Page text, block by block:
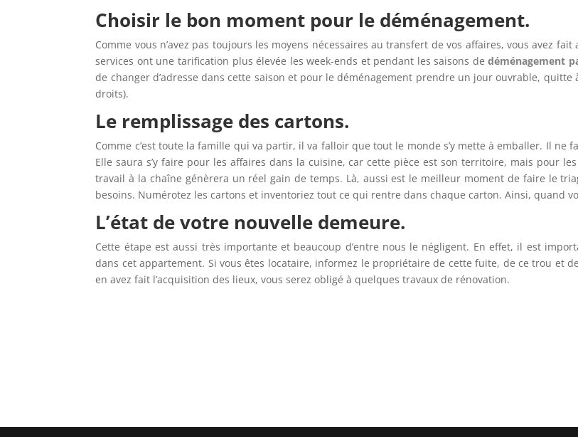
Choisir le bon moment pour le déménagement.
Comme vous n’avez pas toujours les moyens nécessaires au transfert de vos affaires, vous avez
services ont une tarification plus élevée les week-ends et pendant les saisons dedéménagement
de changer d’adresse dans cette saison et pour le déménagement prendre un jour ouvrable,
droits).
Le remplissage des cartons.
Comme c’est toute la famille qui va partir, il va falloir que tout le monde s’y mette à emballer. Il ne
Elle saura s’y faire pour les affaires dans la cuisine, car cette pièce est son territoire, mais pour
travail à la chaîne génèrera un réel gain de temps. Là, aussi est le meilleur moment de faire le
besoins. Numérotez les cartons et inventoriez tout ce qui rentre dans chaque carton. Ainsi, quand
L’état de votre nouvelle demeure.
Cette étape est aussi très importante et beaucoup d’entre nous le négligent. En effet, il est
dans cet appartement. Si vous êtes locataire, informez le propriétaire de cette fuite, de ce trou et
en avez fait l’acquisition des lieux, vous serez obligé à quelques travaux de rénovation.